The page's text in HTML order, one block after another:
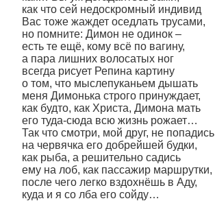
как что сей недоскромный индивид
Вас тоже жаждет оседлать трусами,
но помните: Димон не одинок –
есть те ещё, кому всё по вагину,
а пара лишних волосатых ног
всегда рисует Репина картину
о том, что мыслепуканьем дышать
меня Димонька строго принуждает,
как будто, как Христа, Димона мать
его туда-сюда всю жизнь рожает…
Так что смотри, мой друг, не попадись
на червячка его добрейшей будки,
как рыба, а решительно садись
ему на лоб, как пассажир маршрутки,
после чего легко вздохнёшь в Аду,
куда и я со лба его сойду…